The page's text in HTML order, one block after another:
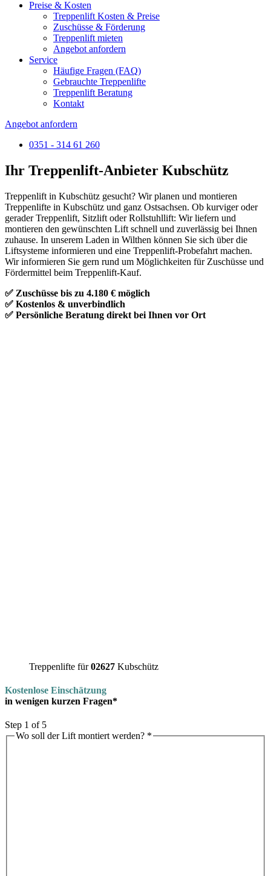
Preise & Kosten
Treppenlift Kosten & Preise
Zuschüsse & Förderung
Treppenlift mieten
Angebot anfordern
Service
Häufige Fragen (FAQ)
Gebrauchte Treppenlifte
Treppenlift Beratung
Kontakt
Angebot anfordern
0351 - 314 61 260
Ihr Treppenlift-Anbieter Kubschütz
Treppenlift in Kubschütz gesucht? Wir planen und montieren
Treppenlifte in Kubschütz und ganz Ostsachsen. Ob kurviger oder
gerader Treppenlift, Sitzlift oder Rollstuhllift: Wir liefern und
montieren den gewünschten Lift schnell und zuverlässig bei Ihnen
zuhause. In unserem Laden in Wilthen können Sie sich über die
Liftsysteme informieren und eine Treppenlift-Probefahrt machen.
Wir informieren Sie gern rund um Möglichkeiten für Zuschüsse und
Fördermittel beim Treppenlift-Kauf.
✅ Zuschüsse bis zu 4.180 € möglich
✅ Kostenlos & unverbindlich
✅ Persönliche Beratung direkt bei Ihnen vor Ort
Treppenlifte für02627 Kubschütz
Kostenlose Einschätzung
in wenigen kurzen Fragen*
Step 1 of 5
Wo soll der Lift montiert werden? *